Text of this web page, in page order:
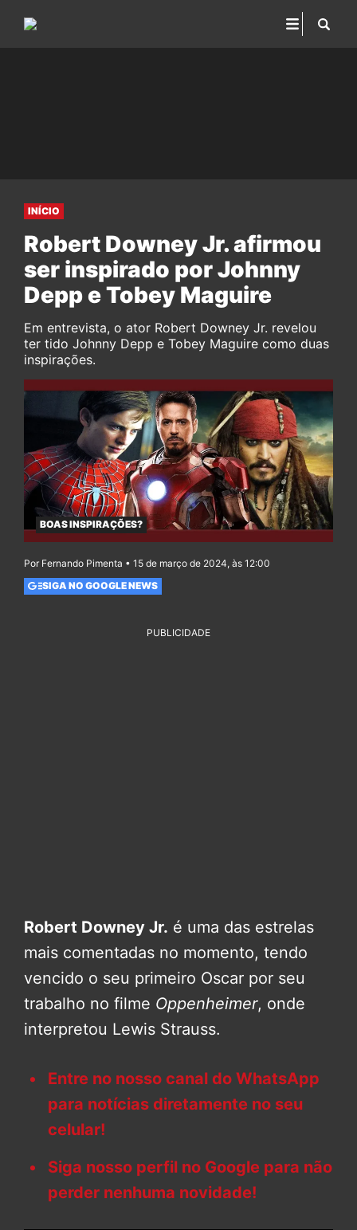
INÍCIO
Robert Downey Jr. afirmou
ser inspirado por Johnny
Depp e Tobey Maguire
Em entrevista, o ator Robert Downey Jr. revelou
ter tido Johnny Depp e Tobey Maguire como duas
inspirações.
BOAS INSPIRAÇÕES?
Por Fernando Pimenta • 15 de março de 2024, às 12:00
SIGA NO GOOGLE NEWS
PUBLICIDADE
Robert Downey Jr. é uma das estrelas
mais comentadas no momento, tendo
vencido o seu primeiro Oscar por seu
trabalho no filme Oppenheimer, onde
interpretou Lewis Strauss.
Entre no nosso canal do WhatsApp
para notícias diretamente no seu
celular!
Siga nosso perfil no Google para não
perder nenhuma novidade!